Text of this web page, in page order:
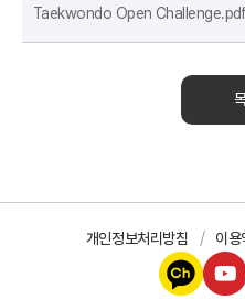
Taekwondo Open Challenge.pdf
개인정보처리방침 이용